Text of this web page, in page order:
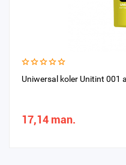
Uniwersal koler Unitint 001
17,14 man.